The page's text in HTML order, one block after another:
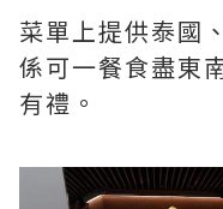
菜單上提供泰國
係可一餐食盡東
有禮。